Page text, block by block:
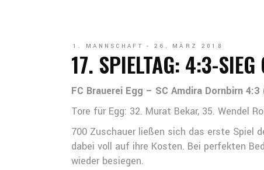
1. MANNSCHAFT 26. MÄRZ 2018
17. SPIELTAG: 4:3-
FC Brauerei Egg – SC Amdira Dornbirn
Tore für Egg: 32. Murat Bekar, 35. Wendel
700 Zuschauer ließen sich das erste Spiel
dabei voll auf ihre Kosten. Bei perfekten
wieder besiegen.